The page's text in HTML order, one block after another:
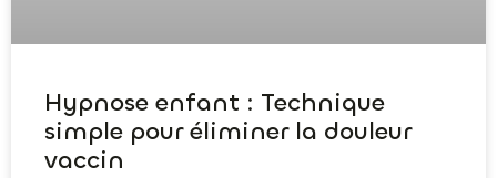
Hypnose enfant : Technique
simple pour éliminer la douleur
vaccin